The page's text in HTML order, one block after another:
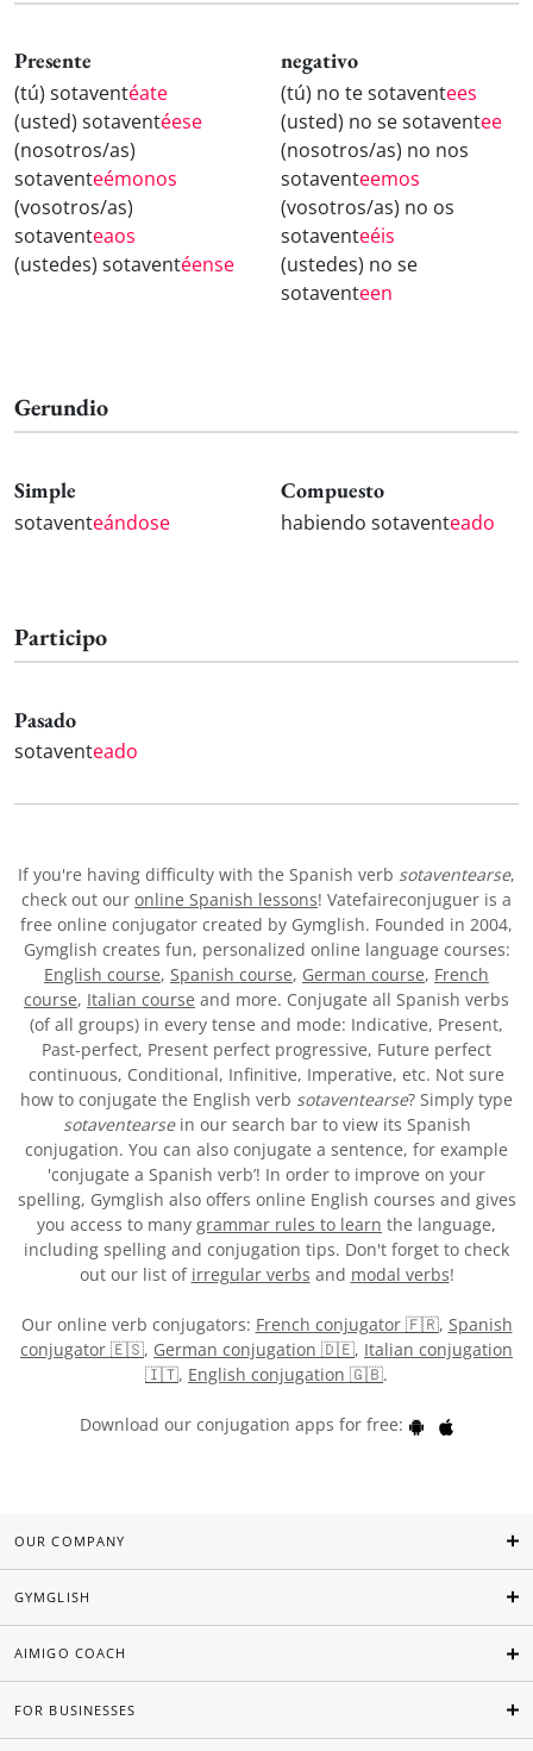
Presente
(tú) sotaventéate
(usted) sotaventéese
(nosotros/as)
sotaventeémonos
(vosotros/as)
sotaventeaos
(ustedes) sotaventéense
negativo
(tú) no te sotaventees
(usted) no se sotaventee
(nosotros/as) no nos
sotaventeemos
(vosotros/as) no os
sotaventeéis
(ustedes) no se
sotaventeen
Gerundio
Simple
sotaventeándose
Compuesto
habiendo sotaventeado
Participo
Pasado
sotaventeado
If you're having difficulty with the Spanish verb sotaventearse,
check out our online Spanish lessons! Vatefaireconjuguer is a
free online conjugator created by Gymglish. Founded in 2004,
Gymglish creates fun, personalized online language courses:
English course, Spanish course, German course, French
course, Italian course and more. Conjugate all Spanish verbs
(of all groups) in every tense and mode: Indicative, Present,
Past-perfect, Present perfect progressive, Future perfect
continuous, Conditional, Infinitive, Imperative, etc. Not sure
how to conjugate the English verb sotaventearse? Simply type
sotaventearsein our search bar to view its Spanish
conjugation. You can also conjugate a sentence, for example
'conjugate a Spanish verb’! In order to improve on your
spelling, Gymglish also offers online English courses and gives
you access to many grammar rules to learn the language,
including spelling and conjugation tips. Don't forget to check
out our list of irregular verbs and modal verbs!
Our online verb conjugators: French conjugator 🇫🇷, Spanish
conjugator 🇪🇸, German conjugation 🇩🇪, Italian conjugation
🇮🇹, English conjugation 🇬🇧.
Download our conjugation apps for free:
OUR COMPANY
GYMGLISH
AIMIGO COACH
FOR BUSINESSES